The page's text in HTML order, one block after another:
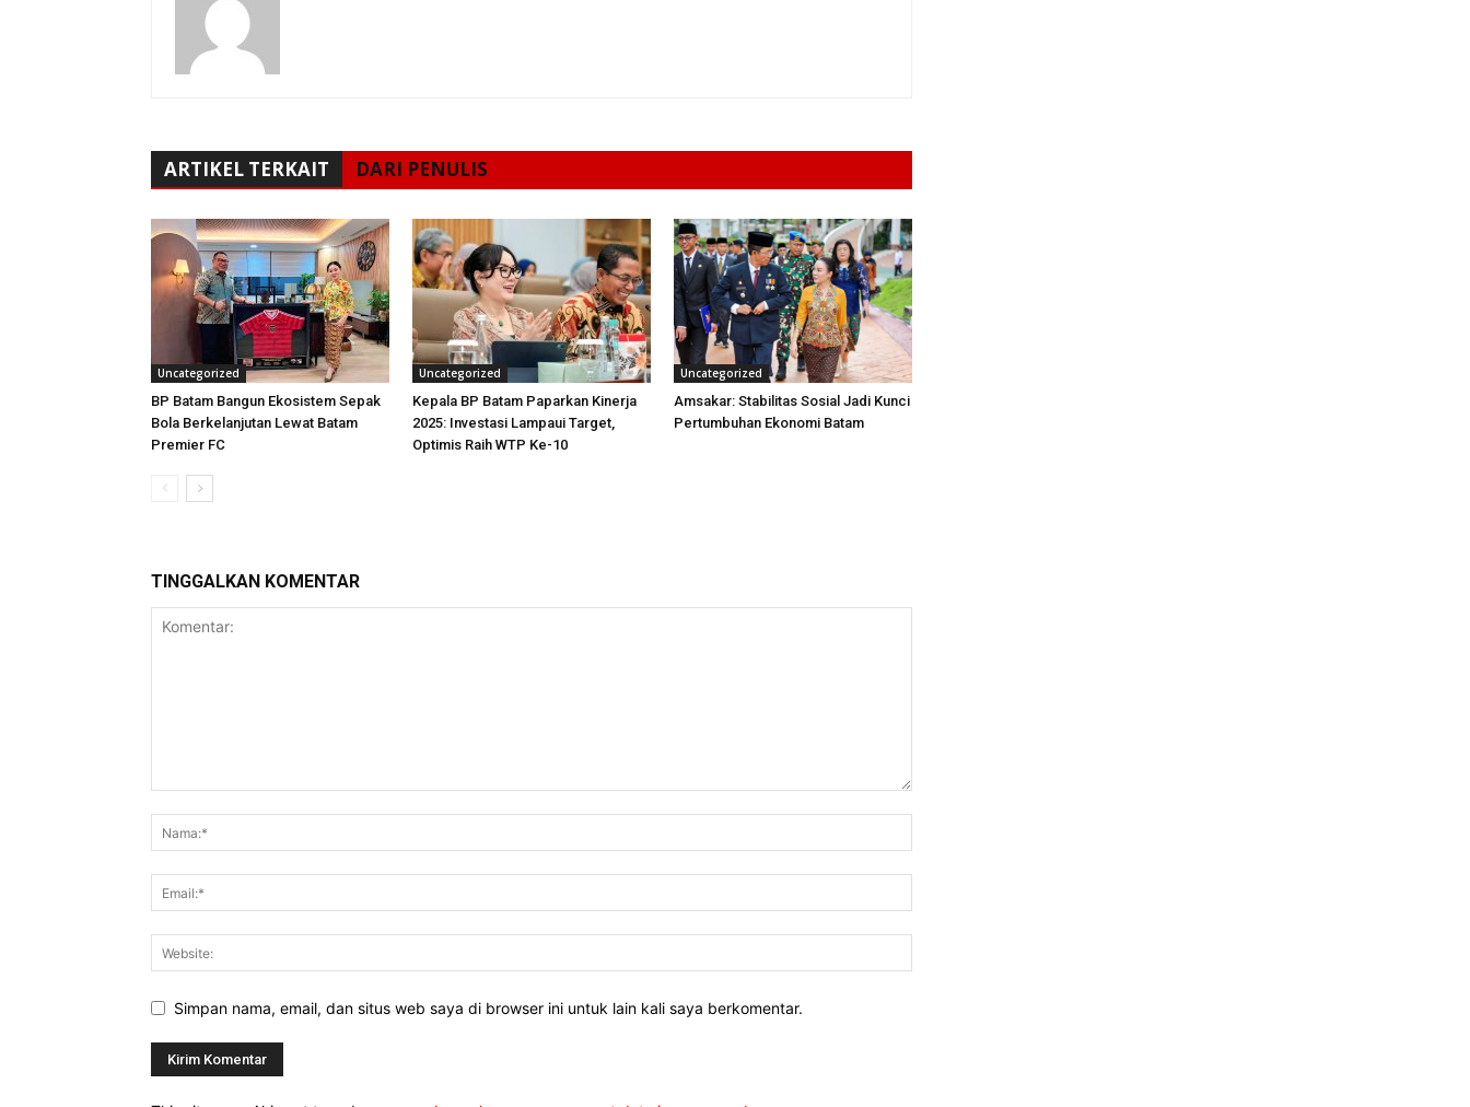
ARTIKEL TERKAIT DARI PENULIS
Uncategorized
BP Batam Bangun Ekosistem Sepak
Bola Berkelanjutan Lewat Batam
Premier FC
Uncategorized
Kepala BP Batam Paparkan Kinerja
2025: Investasi Lampaui Target,
Optimis Raih WTP Ke-10
Uncategorized
Amsakar: Stabilitas Sosial Jadi Kunci
Pertumbuhan Ekonomi Batam
TINGGALKAN KOMENTAR
Simpan nama, email, dan situs web saya di browser ini untuk lain kali saya berkomentar.